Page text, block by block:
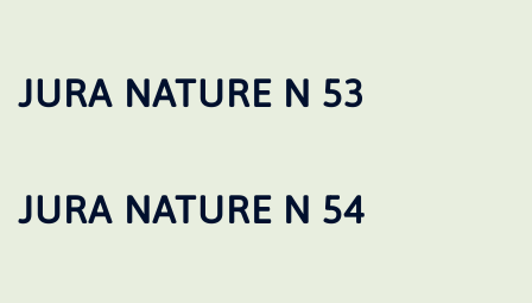
JURA NATURE N 53
JURA NATURE N 54